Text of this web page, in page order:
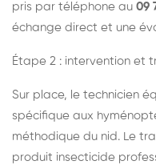
pris par téléphone au 09
échange direct et une
Étape 2 : intervention et
Sur place, le technicien
spécifique aux
méthodique du nid. Le
produit insecticide